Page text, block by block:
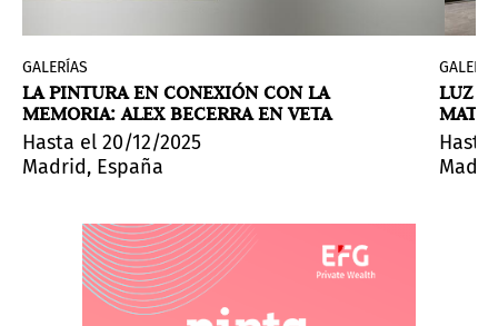
y la historia del arte. Vive en Madrid, donde
GALERÍAS
LA PINTURA EN CONEXIÓN CON LA
MEMORIA: ALEX BECERRA EN VETA
Hasta el 20/12/2025
Madrid, España
LUZ Y